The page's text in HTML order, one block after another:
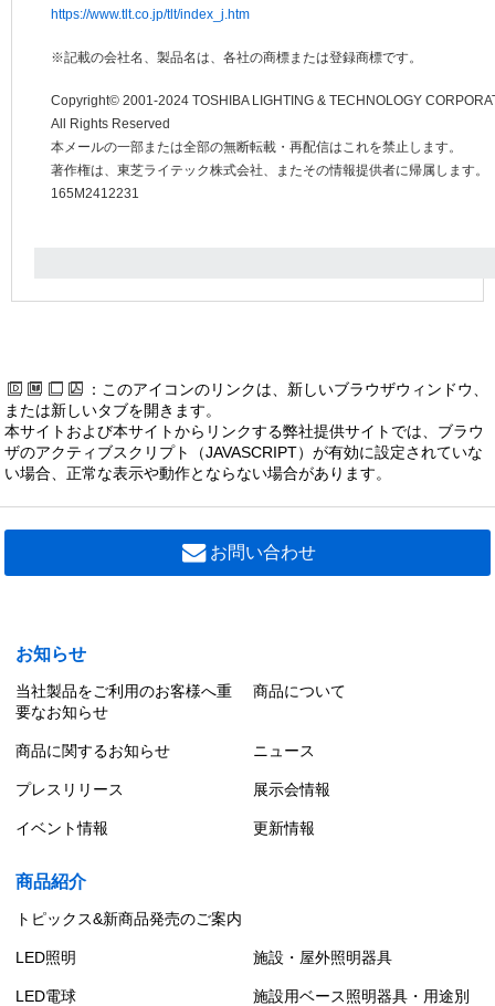
https://www.tlt.co.jp/tlt/index_j.htm
※記載の会社名、製品名は、各社の商標または登録商標です。
Copyright© 2001-2024 TOSHIBA LIGHTING & TECHNOLOGY
All Rights Reserved
本メールの一部または全部の無断転載・再配信はこれを禁止します。
著作権は、東芝ライテック株式会社、またその情報提供者に帰属します。
165M2412231
：このアイコンのリンクは、新しいブラウザウィンドウ、
または新しいタブを開きます。
本サイトおよび本サイトからリンクする弊社提供サイトでは、ブラウ
ザのアクティブスクリプト（JAVASCRIPT）が有効に設定されていな
い場合、正常な表示や動作とならない場合があります。
お問い合わせ
お知らせ
当社製品をご利用のお客様へ重
要なお知らせ
商品について
商品に関するお知らせ ニュース
プレスリリース 展示会情報
イベント情報 更新情報
商品紹介
トピックス&新商品発売のご案内
LED照明 施設・屋外照明器具
LED電球
施設用ベース照明器具・用途別